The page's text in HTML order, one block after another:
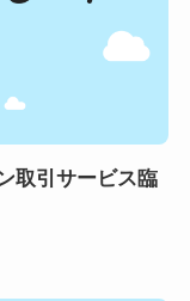
取引サービス臨